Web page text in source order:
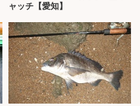
ャッチ【愛知】